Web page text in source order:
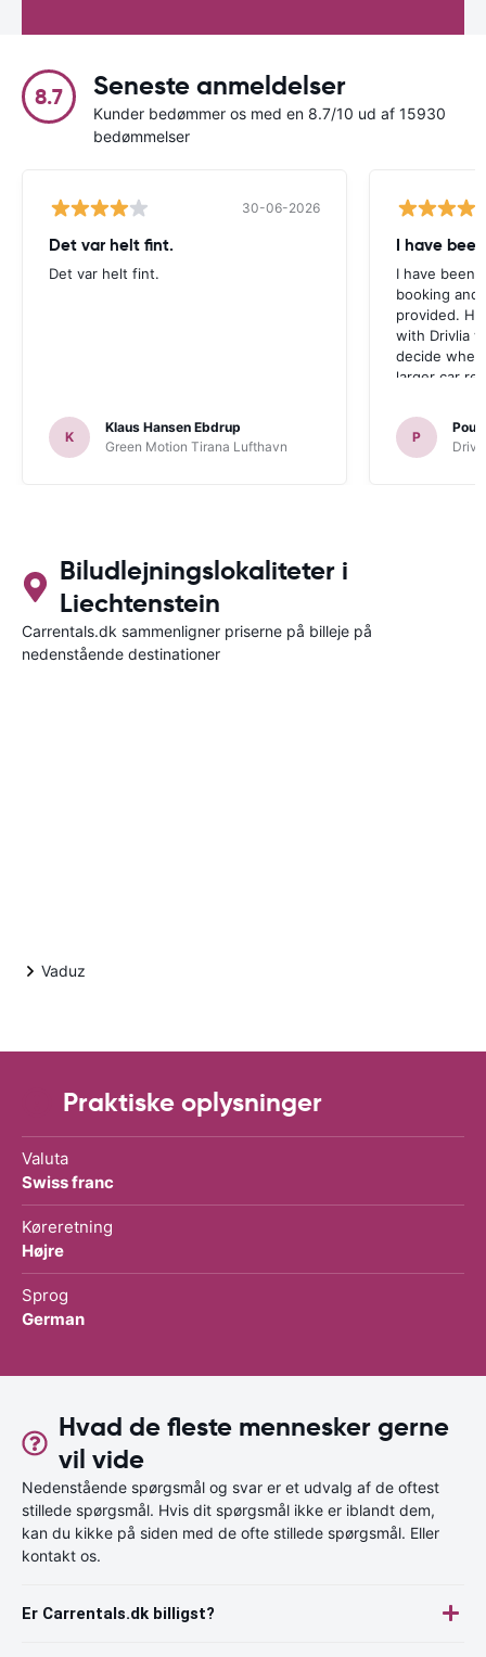
8.7 Seneste anmeldelser
Kunder bedømmer os med en 8.7/10 ud af 15930
bedømmelser
30-06-2026
Det var helt fint.
Det var helt fint.
K
Klaus Hansen Ebdrup
Green Motion Tirana Lufthavn
I have
I have been
booking and
provided.
with Drivlia
decide
larger car
P
Poul
Biludlejningslokaliteter i
Liechtenstein
Carrentals.dk sammenligner priserne på billeje på
nedenstående destinationer
Vaduz
Praktiske oplysninger
Valuta
Swiss franc
Køreretning
Højre
Sprog
German
Hvad de fleste mennesker gerne
vil vide
Nedenstående spørgsmål og svar er et udvalg af de oftest
stillede spørgsmål. Hvis dit spørgsmål ikke er iblandt dem,
kan du kikke på siden med de ofte stillede spørgsmål. Eller
kontakt os.
Er Carrentals.dk billigst?